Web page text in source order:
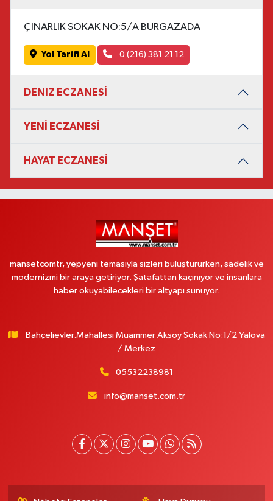
ÇINARLIK SOKAK NO:5/A BURGAZADA
Yol Tarifi Al 0 (216) 381 21 12
DENIZ ECZANESİ
YENİ ECZANESİ
HAYAT ECZANESİ
mansetcomtr, yepyeni temasıyla sizleri buluştururken, sadelik ve
modernizmi bir araya getiriyor. Şatafattan kaçınıyor ve insanlara
haber okuyabilecekleri bir altyapı sunuyor.
Bahçelievler.Mahallesi Muammer Aksoy Sokak No:1/2 Yalova
/ Merkez
05532238981
info@manset.com.tr